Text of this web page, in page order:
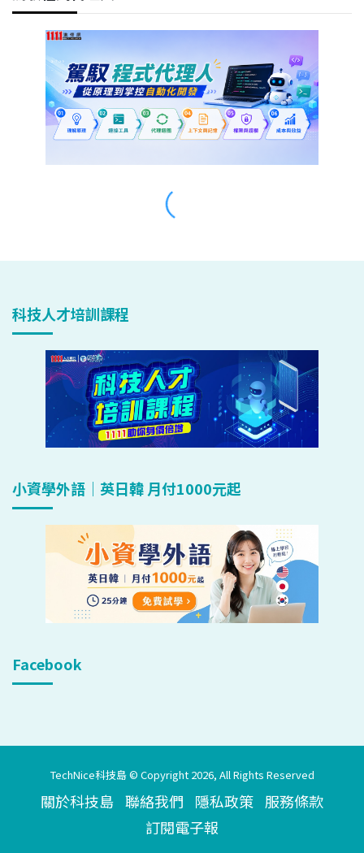
科技人才培訓課程
小資學外語｜英日韓 月付1000元起
Facebook
TechNice科技島 © Copyright 2026, All Rights Reserved
關於科技島 聯絡我們 隱私政策 服務條款
訂閱電子報